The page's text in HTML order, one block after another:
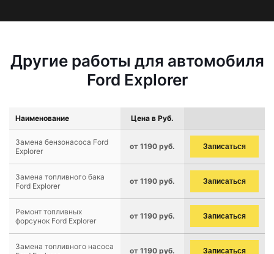
Другие работы для автомобиля
Ford Explorer
Наименование Цена в Руб.
Замена бензонасоса Ford
Explorer
от 1190 руб. Записаться
Замена топливного бака
Ford Explorer
от 1190 руб. Записаться
Ремонт топливных
форсунок Ford Explorer
от 1190 руб. Записаться
Замена топливного насоса
от 1190 руб. Записаться